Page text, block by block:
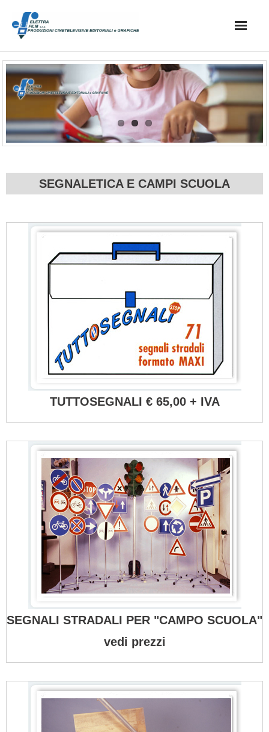
content
Home
catalogo
preventivi
SEGNALETICA E CAMPI SCUOLA
TUTTOSEGNALI € 65,00 + IVA
SEGNALI STRADALI PER "CAMPO SCUOLA"
vedi prezzi